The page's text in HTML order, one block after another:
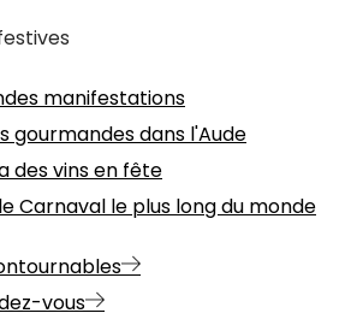
manifestations
gourmandes dans l'Aude
des vins en fête
Carnaval le plus long du monde
vous